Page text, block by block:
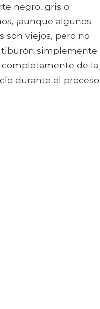
negro, gris o
¡aunque algunos
son viejos, pero no
tiburón simplemente
de la
durante el proceso